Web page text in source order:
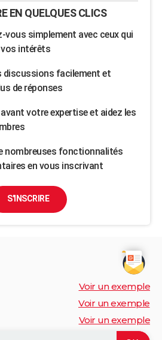
EN QUELQUES CLICS
vous simplement avec ceux qui
intérêts
discussions facilement et
de réponses
votre expertise et aidez les
nombreuses fonctionnalités
en vous inscrivant
S'INSCRIRE
Voir un exemple
Voir un exemple
Voir un exemple